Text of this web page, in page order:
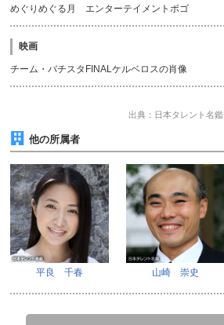
めぐりめぐる月 エンターテイメントポゴ
映画
チーム・バチスタFINALケルベロスの肖像
出典：日本タレント名鑑
他の所属者
平良 千春 山崎 崇史